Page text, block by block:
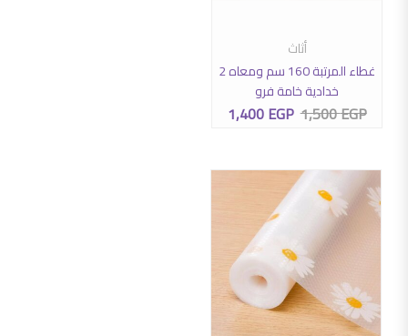
تحديد أحد الخيارات
هناك العديد من الأشكال المختلفة لهذا المنتج. يمكن اختيار الخيارات
أثاث
غطاء المرتبة 160 سم ومعاه 2
خدادية خامة فرو
1,500EGP السعر الأصلي هو: 1,500 EGP.
1,400EGP